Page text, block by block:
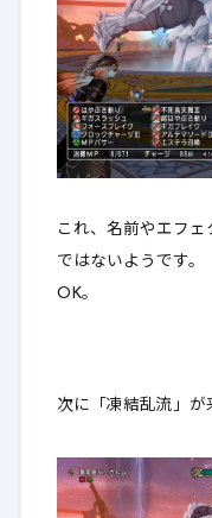
これ、名前やエフェ
ではないようです
OK。
次に「凍結乱流」